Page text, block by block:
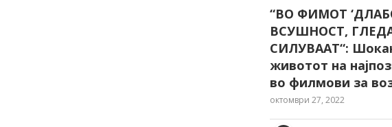
“ВО ФИМОТ
ВСУШНОСТ,
СИЛУВААТ“:
животот на
во филмови за
октомври 27, 2022